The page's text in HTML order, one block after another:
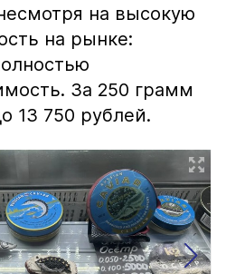
на высокую
на рынке:
За 250 грамм
13 750 рублей.